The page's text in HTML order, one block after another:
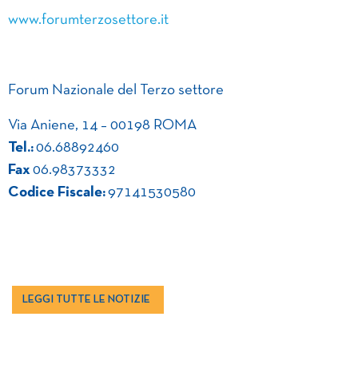
www.forumterzosettore.it
Forum Nazionale del Terzo settore
Via Aniene, 14 – 00198 ROMA
Tel.:06.68892460
Fax06.98373332
Codice Fiscale:97141530580
LEGGI TUTTE LE NOTIZIE